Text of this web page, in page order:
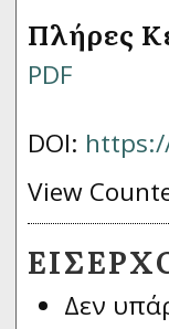
Πλήρες
PDF
DOI:
View
Δεν